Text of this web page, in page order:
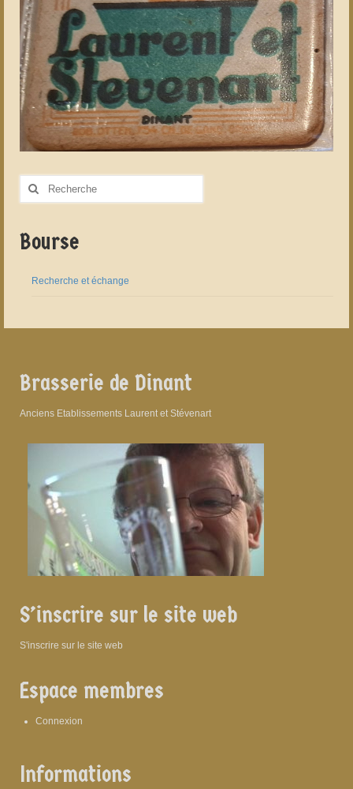
Rechercher
Bourse
Recherche et échange
Brasserie de Dinant
Anciens Etablissements Laurent et Stévenart
S’inscrire sur le site web
S'inscrire sur le site web
Espace membres
Connexion
Informations